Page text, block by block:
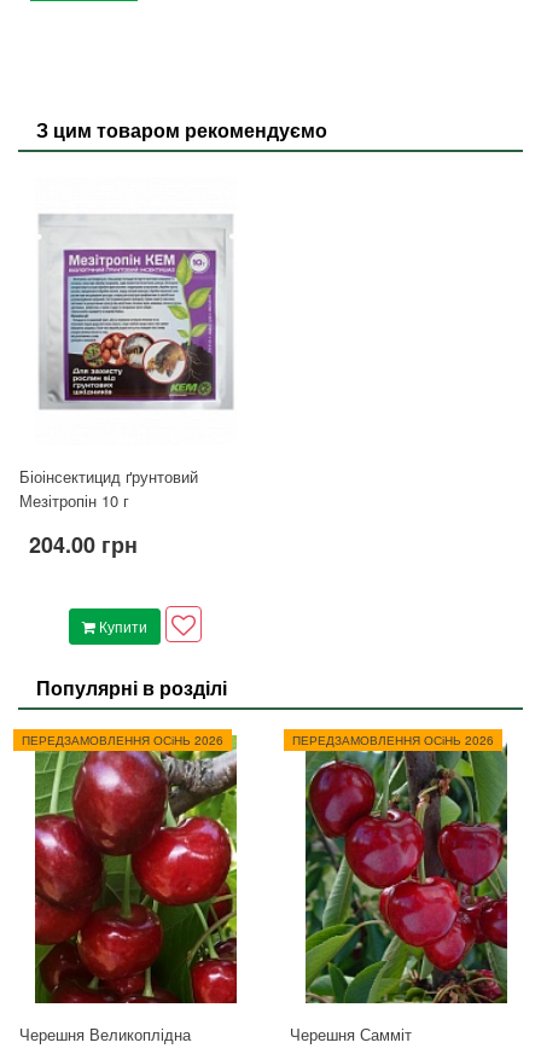
З цим товаром рекомендуємо
Біоінсектицид ґрунтовий
Мезітропін 10 г
204.00 грн
Купити
Популярні в розділі
ПЕРЕДЗАМОВЛЕННЯ ОСіНЬ 2026
Черешня Великоплідна
ПЕРЕДЗАМОВЛЕННЯ ОСіНЬ 2026
Черешня Самміт